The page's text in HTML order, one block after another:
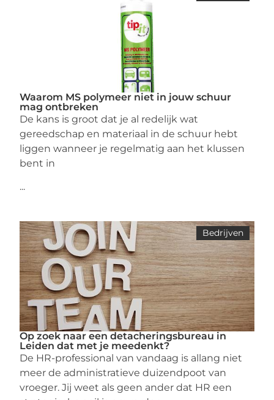
Waarom MS polymeer niet in jouw schuur
mag ontbreken
De kans is groot dat je al redelijk wat
gereedschap en materiaal in de schuur hebt
liggen wanneer je regelmatig aan het klussen
bent in
...
Bedrijven
Op zoek naar een detacheringsbureau in
Leiden dat met je meedenkt?
De HR-professional van vandaag is allang niet
meer de administratieve duizendpoot van
vroeger. Jij weet als geen ander dat HR een